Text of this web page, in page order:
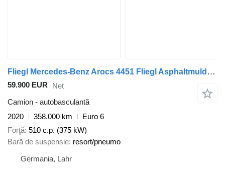
Fliegl Mercedes-Benz Arocs 4451 Fliegl Asphaltmulde mit Schubboden
59.900 EUR
Net
Camion - autobasculantă
2020
358.000 km
Euro 6
Forţă 510 c.p. (375 kW)
Bară de suspensie resort/pneumo
Germania, Lahr